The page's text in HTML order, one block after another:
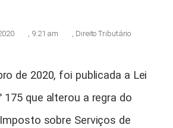
9:21 am Direito Tributário
de 2020, foi publicada a Lei
175 que alterou a regra do
sobre Serviços de